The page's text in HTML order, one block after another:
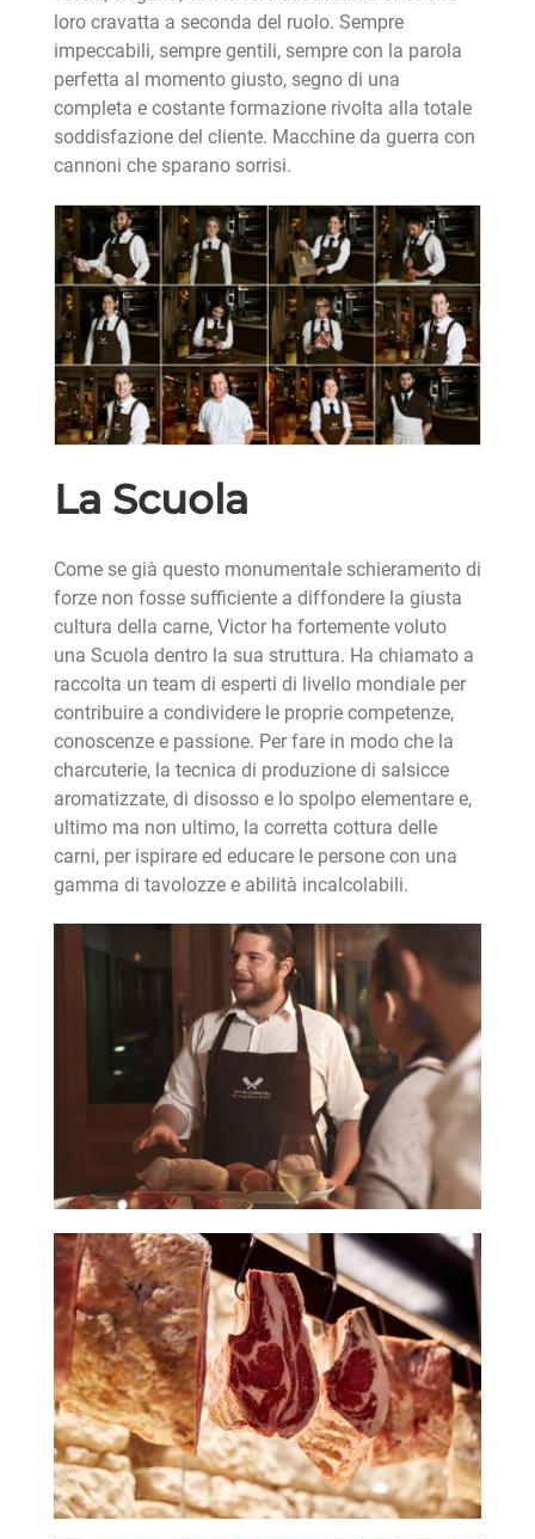
loro cravatta a seconda del ruolo. Sempre
impeccabili, sempre gentili, sempre con la parola
perfetta al momento giusto, segno di una
completa e costante formazione rivolta alla totale
soddisfazione del cliente. Macchine da guerra con
cannoni che sparano sorrisi.
La Scuola
Come se già questo monumentale schieramento di
forze non fosse sufficiente a diffondere la giusta
cultura della carne, Victor ha fortemente voluto
una Scuola dentro la sua struttura. Ha chiamato a
raccolta un team di esperti di livello mondiale per
contribuire a condividere le proprie competenze,
conoscenze e passione. Per fare in modo che la
charcuterie, la tecnica di produzione di salsicce
aromatizzate, di disosso e lo spolpo elementare e,
ultimo ma non ultimo, la corretta cottura delle
carni, per ispirare ed educare le persone con una
gamma di tavolozze e abilità incalcolabili.